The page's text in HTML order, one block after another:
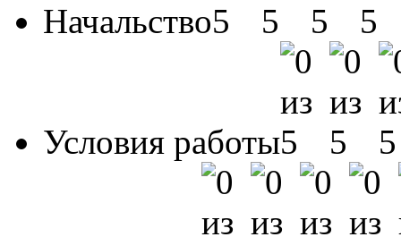
Начальство
Условия работы